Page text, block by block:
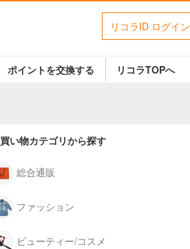
リコラID ログイン
ポイントを交換する リコラTOPへ
い物カテゴリから探す
総合通販
ファッション
ビューティー/コスメ